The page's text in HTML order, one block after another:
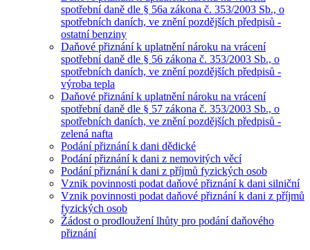
spotřební daně dle § 56a zákona č. 353/2003 Sb., o
spotřebních daních, ve znění pozdějších předpisů -
ostatní benziny
Daňové přiznání k uplatnění nároku na vrácení
spotřební daně dle § 56 zákona č. 353/2003 Sb., o
spotřebních daních, ve znění pozdějších předpisů -
výroba tepla
Daňové přiznání k uplatnění nároku na vrácení
spotřební daně dle § 57 zákona č. 353/2003 Sb., o
spotřebních daních, ve znění pozdějších předpisů -
zelená nafta
Podání přiznání k dani dědické
Podání přiznání k dani z nemovitých věcí
Podání přiznání k dani z příjmů fyzických osob
Vznik povinnosti podat daňové přiznání k dani silniční
Vznik povinnosti podat daňové přiznání k dani z příjmů
fyzických osob
Žádost o prodloužení lhůty pro podání daňového
přiznání